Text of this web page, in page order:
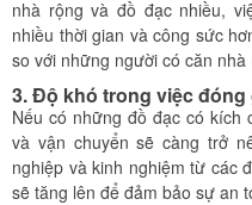
nhà rộng và đồ đạc nhiều,
nhiều thời gian và công sức
so với những người có căn
3. Độ khó trong việc
Nếu có những đồ đạc có kích
và vận chuyển sẽ càng trở
nghiệp và kinh nghiệm từ các
sẽ tăng lên để đảm bảo sự an